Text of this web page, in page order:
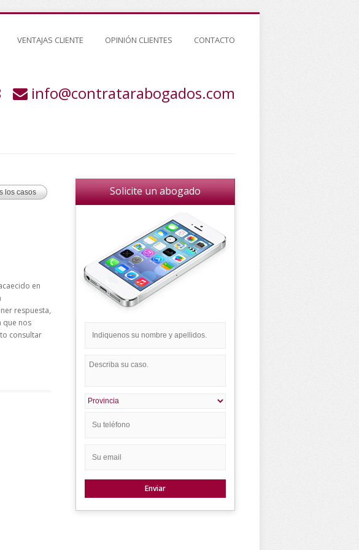
VENTAJAS CLIENTE OPINIÓN CLIENTES CONTACTO
info@contratarabogados.com
los casos
en
respuesta,
que nos
consultar
Solicite un abogado